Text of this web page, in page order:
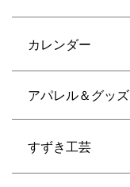
カレンダー
アパレル＆グッズ
すずき工芸